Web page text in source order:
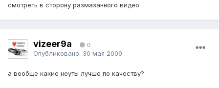
смотреть в сторону размазанного видео.
vizeer9a 0
Опубликовано: 30 мая 2009
а вообще какие ноуты лучше по качеству?